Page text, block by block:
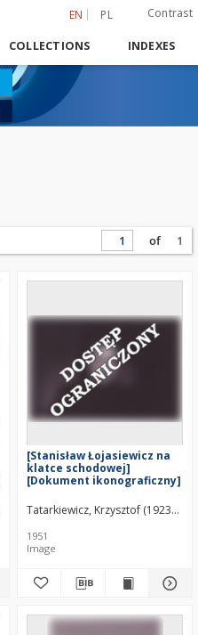
EN PL Contrast
COLLECTIONS INDEXES
of 1
[Stanisław Łojasiewicz na
klatce schodowej]
[Dokument ikonograficzny]
Tatarkiewicz, Krzysztof (1923–2011)
1951
Image